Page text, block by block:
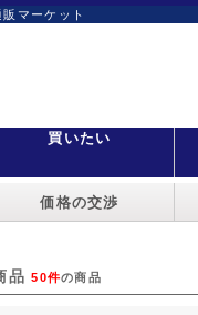
マーケット
買いたい
価格の交渉
品50件の商品